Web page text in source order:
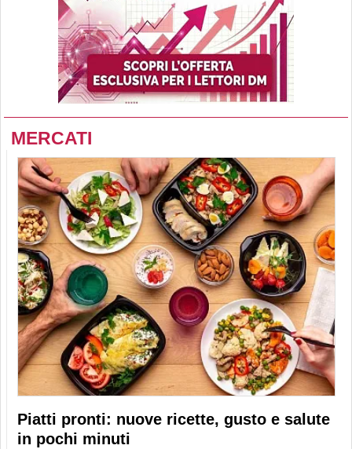
MERCATI
Piatti pronti: nuove ricette, gusto e salute
in pochi minuti